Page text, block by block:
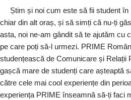
Știm și noi cum este să fii student în
chiar din alt oraș, și să simți că nu-ți
asta, noi ne-am gândit să te ajutăm cu
pe care poți să-l urmezi. PRIME
studențească de Comunicare și Relații
gașcă mare de studenți care așteaptă
către cele mai cool experiențe din
experiența PRIME înseamnă să-ți faci